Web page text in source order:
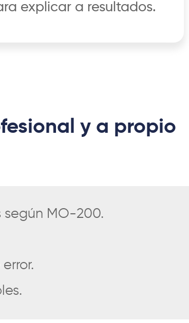
explicar a resultados.
y a propio
según MO-200.